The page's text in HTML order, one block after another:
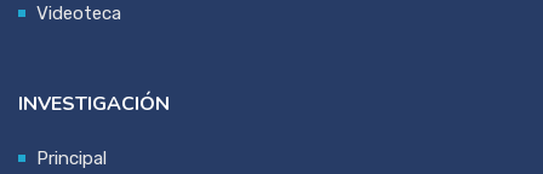
Videoteca
INVESTIGACIÓN
Principal